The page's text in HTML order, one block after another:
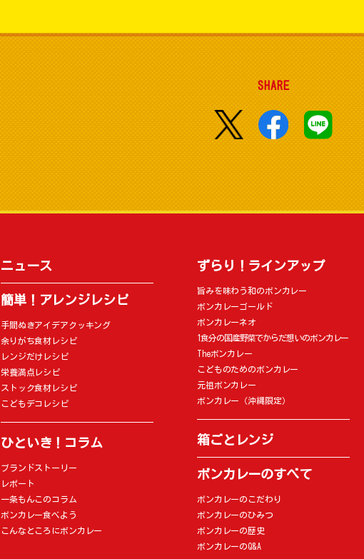
SHARE
ニュース
簡単！アレンジレシピ
手間ぬきアイデアクッキング
余りがち食材レシピ
レンジだけレシピ
栄養満点レシピ
ストック食材レシピ
こどもデコレシピ
ひといき！コラム
ブランドストーリー
レポート
一条もんこのコラム
ボンカレー食べよう
こんなところにボンカレー
ずらり！ラインアップ
旨みを味わう和のボンカレー
ボンカレーゴールド
ボンカレーネオ
1食分の国産野菜でからだ想いのボンカレー
Theボンカレー
こどものためのボンカレー
元祖ボンカレー
ボンカレー（沖縄限定）
箱ごとレンジ
ボンカレーのすべて
ボンカレーのこだわり
ボンカレーのひみつ
ボンカレーの歴史
ボンカレーのQ&A